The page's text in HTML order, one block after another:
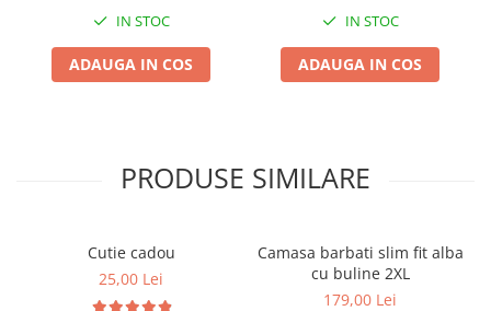
IN STOC
ADAUGA IN COS
IN STOC
ADAUGA IN COS
PRODUSE SIMILARE
Cutie cadou
25,00 Lei
Camasa barbati slim fit alba
cu buline 2XL
179,00 Lei